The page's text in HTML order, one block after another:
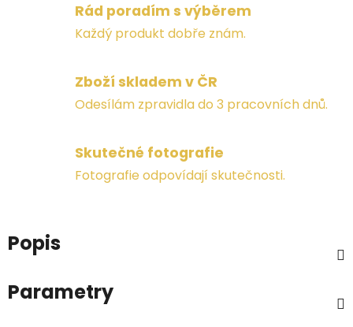
Rád poradím s výběrem
Každý produkt dobře znám.
Zboží skladem v ČR
Odesílám zpravidla do 3 pracovních dnů.
Skutečné fotografie
Fotografie odpovídají skutečnosti.
Popis
Parametry